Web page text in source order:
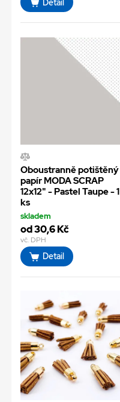
Detail
Oboustranně potištěný
papír MODA SCRAP
12x12" - Pastel Taupe - 1
ks
skladem
od 30,6 Kč
vč. DPH
Detail